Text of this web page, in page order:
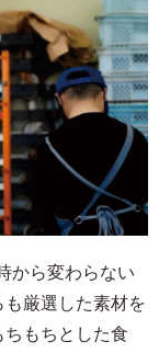
から変わらない
厳選した素材を
もちとした食